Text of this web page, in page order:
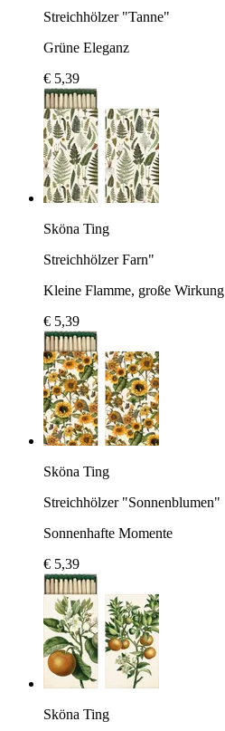
Streichhölzer "Tanne"
Grüne Eleganz
€ 5,39
Sköna Ting
Streichhölzer Farn"
Kleine Flamme, große Wirkung
€ 5,39
Sköna Ting
Streichhölzer "Sonnenblumen"
Sonnenhafte Momente
€ 5,39
Sköna Ting